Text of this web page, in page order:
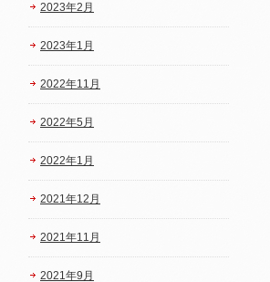
2023年2月
2023年1月
2022年11月
2022年5月
2022年1月
2021年12月
2021年11月
2021年9月